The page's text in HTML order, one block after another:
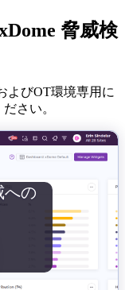
脅威検
よびOT環境専用に
さい。
への